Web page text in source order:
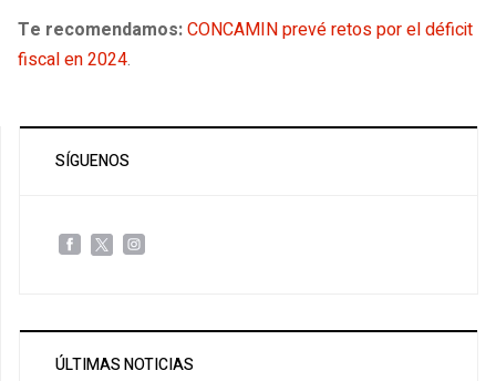
Te recomendamos:CONCAMIN prevé retos por el déficit
fiscal en 2024.
SÍGUENOS
ÚLTIMAS NOTICIAS